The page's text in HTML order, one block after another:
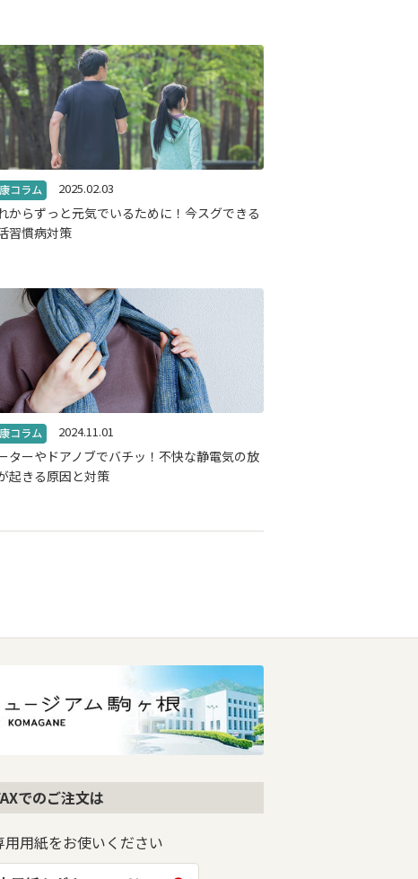
2025.02.03
からずっと元気でいるために！今スグできる
習慣病対策
2024.11.01
ターやドアノブでバチッ！不快な静電気の放
起きる原因と対策
でのご注文は
用用紙をお使いください